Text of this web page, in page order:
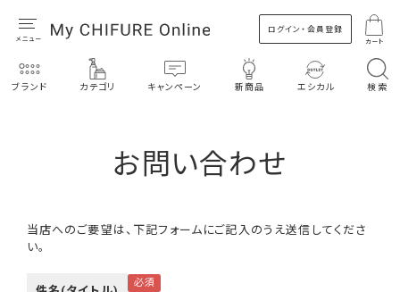
ログイン・会員登録
カート
ブランド カテゴリ キャンペーン 新商品 エシカル 検索
お問い合わせ
当店へのご要望は、下記フォームにご記入のうえ送信してくださ
い。